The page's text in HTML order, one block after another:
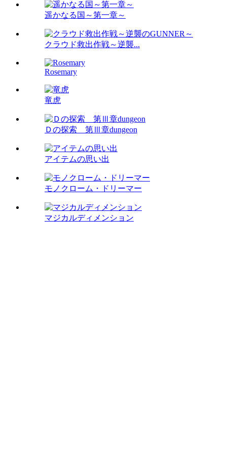
遥かなる国～第一章～
クラウド救出作戦～逆襲...
Rosemary
竜虎
Ｄの探索 第Ⅲ章dungeon
アイテムの思い出
モノクローム・ドリーマー
マジカルディメンション